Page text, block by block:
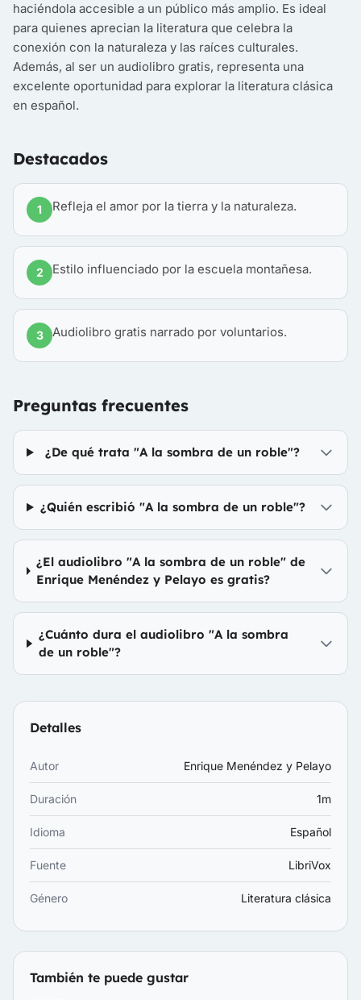
haciéndola accesible a un público más amplio. Es ideal
para quienes aprecian la literatura que celebra la
conexión con la naturaleza y las raíces culturales.
Además, al ser un audiolibro gratis, representa una
excelente oportunidad para explorar la literatura clásica
en español.
Destacados
1 Refleja el amor por la tierra y la naturaleza.
2 Estilo influenciado por la escuela montañesa.
3 Audiolibro gratis narrado por voluntarios.
Preguntas frecuentes
¿De qué trata "A la sombra de un roble"?
¿Quién escribió "A la sombra de un roble"?
¿El audiolibro "A la sombra de un roble" de
Enrique Menéndez y Pelayo es gratis?
¿Cuánto dura el audiolibro "A la sombra
de un roble"?
Detalles
Autor Enrique Menéndez y Pelayo
Duración 1m
Idioma Español
Fuente LibriVox
Género Literatura clásica
También te puede gustar